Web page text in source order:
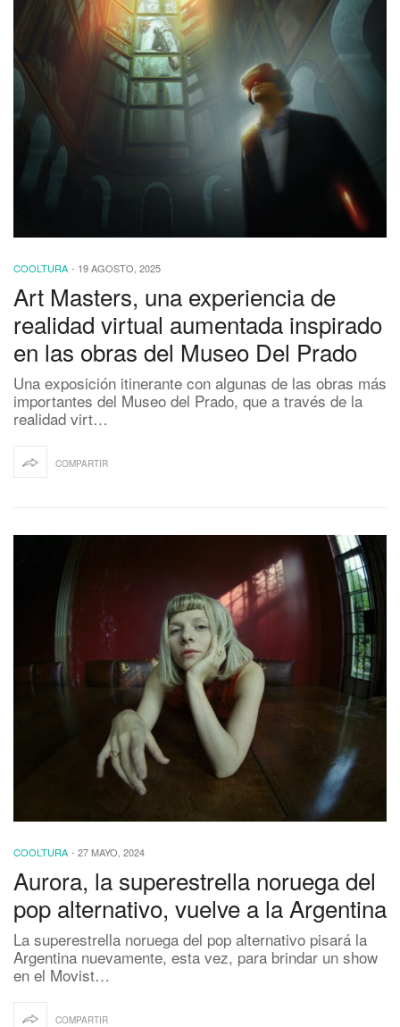
COOLTURA - 19 AGOSTO, 2025
Art Masters, una experiencia de
realidad virtual aumentada inspirado
en las obras del Museo Del Prado
Una exposición itinerante con algunas de las obras más
importantes del Museo del Prado, que a través de la
realidad virt…
COMPARTIR
COOLTURA - 27 MAYO, 2024
Aurora, la superestrella noruega del
pop alternativo, vuelve a la Argentina
La superestrella noruega del pop alternativo pisará la
Argentina nuevamente, esta vez, para brindar un show
en el Movist…
COMPARTIR